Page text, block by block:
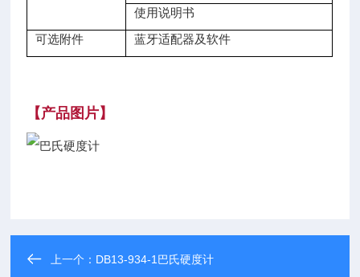
使用说明书
可选附件 蓝牙适配器及软件
【产品图片】
上一个： DB13-934-1巴氏硬度计